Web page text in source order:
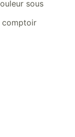
sous
comptoir